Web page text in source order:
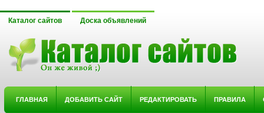
Каталог сайтов Доска объявлений
ГЛАВНАЯ ДОБАВИТЬ САЙТ РЕДАКТИРОВАТЬ ПРАВИЛА